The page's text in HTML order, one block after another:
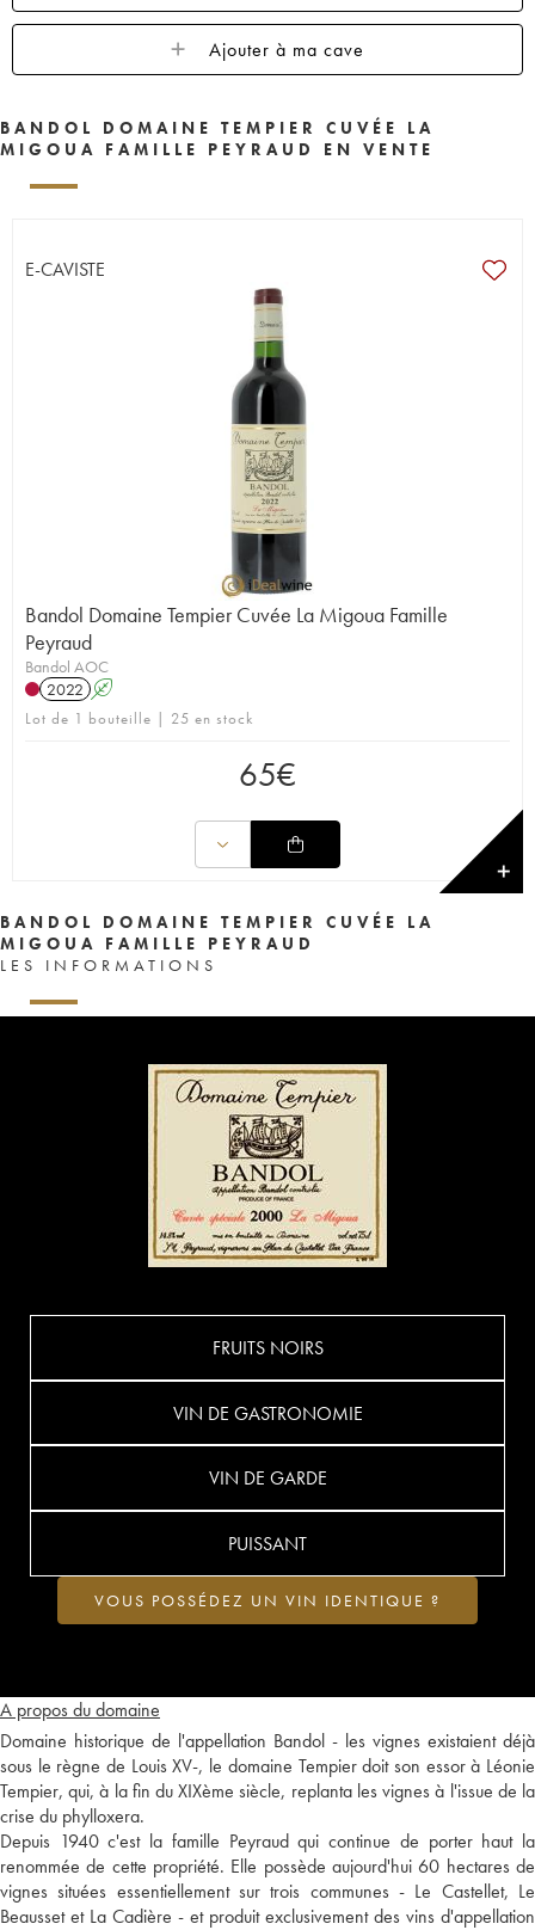
Ajouter à ma cave
BANDOL DOMAINE TEMPIER CUVÉE LA
MIGOUA FAMILLE PEYRAUD EN VENTE
E-CAVISTE
Bandol Domaine Tempier Cuvée La Migoua Famille
Peyraud
Bandol AOC
2022 A
Lot de 1 bouteille | 25 en stock
65€
✕
BANDOL DOMAINE TEMPIER CUVÉE LA
MIGOUA FAMILLE PEYRAUD
LES INFORMATIONS
A propos du domaine
Domaine historique de l'appellation Bandol - les vignes existaient déjà
sous le règne de Louis XV-, le domaine Tempier doit son essor à Léonie
Tempier, qui, à la fin du XIXème siècle, replanta les vignes à l'issue de la
crise du phylloxera.
Depuis 1940 c'est la famille Peyraud qui continue de porter haut la
renommée de cette propriété. Elle possède aujourd'hui 60 hectares de
vignes situées essentiellement sur trois communes - Le Castellet, Le
Beausset et La Cadière - et produit exclusivement des vins d'appellation
FRUITS NOIRS
VIN DE GASTRONOMIE
VIN DE GARDE
PUISSANT
VOUS POSSÉDEZ UN VIN IDENTIQUE ?